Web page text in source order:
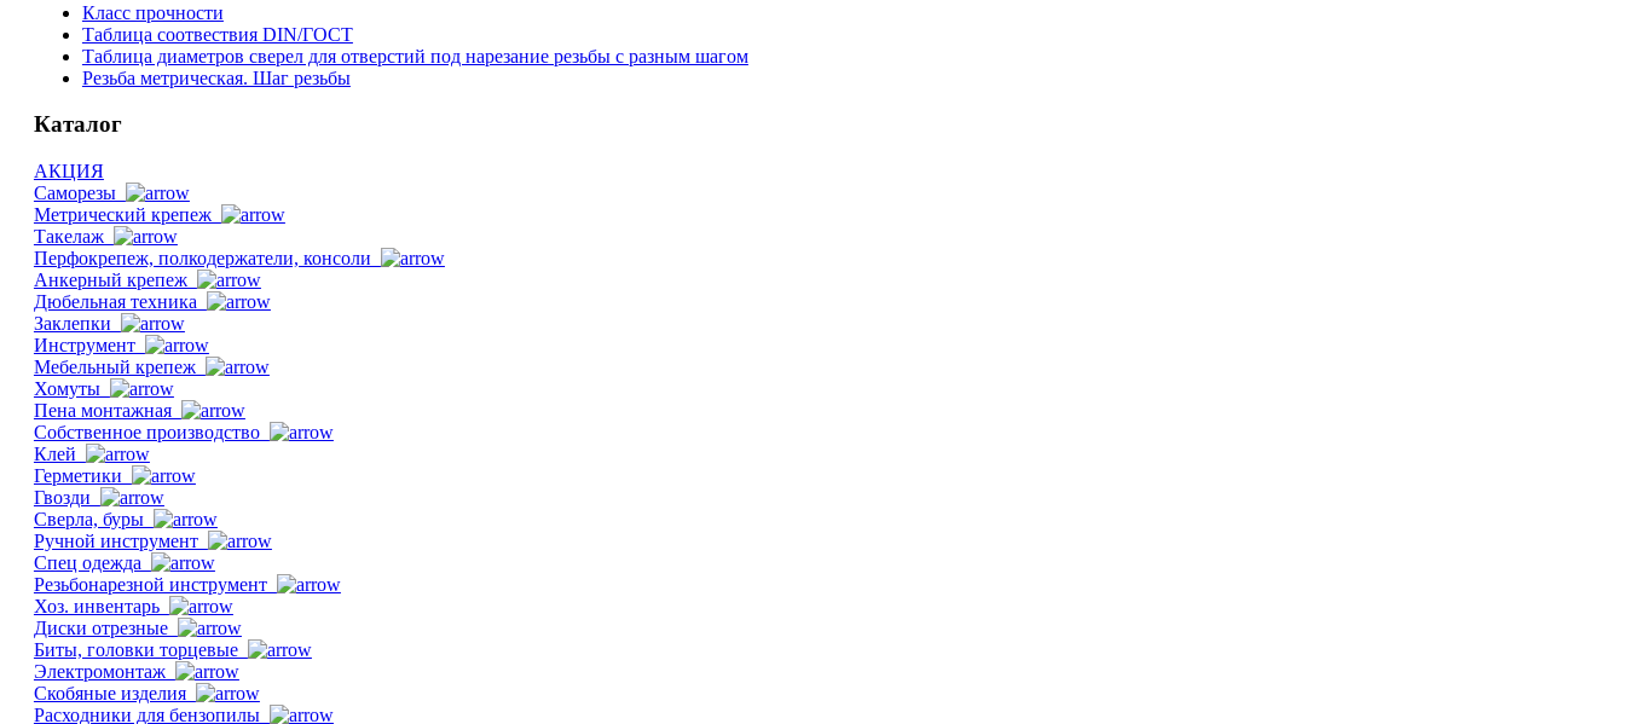
Класс прочности
Таблица соотвествия DIN/ГОСТ
Таблица диаметров сверел для отверстий под нарезание резьбы с разным шагом
Резьба метрическая. Шаг резьбы
Каталог
АКЦИЯ
Саморезы
Метрический крепеж
Такелаж
Перфокрепеж, полкодержатели, консоли
Анкерный крепеж
Дюбельная техника
Заклепки
Инструмент
Мебельный крепеж
Хомуты
Пена монтажная
Собственное производство
Клей
Герметики
Гвозди
Сверла, буры
Ручной инструмент
Спец одежда
Резьбонарезной инструмент
Хоз. инвентарь
Диски отрезные
Биты, головки торцевые
Электромонтаж
Скобяные изделия
Расходники для бензопилы